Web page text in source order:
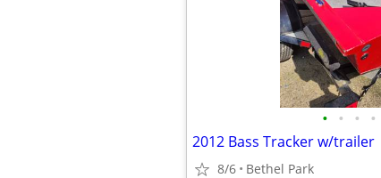
• • • •
2012 Bass Tracker w/trailer
8/6 Bethel Park